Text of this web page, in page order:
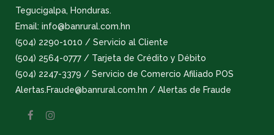
Tegucigalpa, Honduras.
Email: info@banrural.com.hn
(504) 2290-1010 / Servicio al Cliente
(504) 2564-0777 / Tarjeta de Crédito y Débito
(504) 2247-3379 / Servicio de Comercio Afiliado POS
Alertas.Fraude@banrural.com.hn / Alertas de Fraude